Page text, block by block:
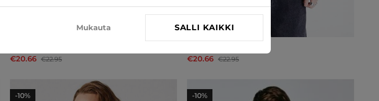
€20.66 €22.95
€20.66 €22.95
-10% -10%
Mukauta SALLI KAIKKI